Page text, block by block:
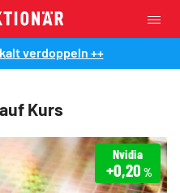
verdoppeln ++
Kurs
Nvidia
+0,20 %